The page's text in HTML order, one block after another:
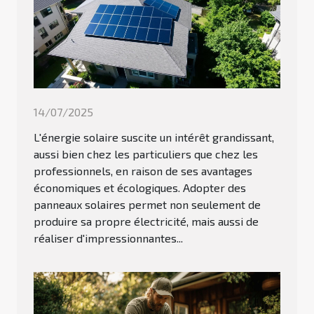
14/07/2025
L'énergie solaire suscite un intérêt grandissant,
aussi bien chez les particuliers que chez les
professionnels, en raison de ses avantages
économiques et écologiques. Adopter des
panneaux solaires permet non seulement de
produire sa propre électricité, mais aussi de
réaliser d'impressionnantes...